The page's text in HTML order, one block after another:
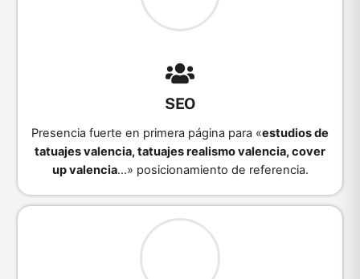
SEO
Presencia fuerte en primera página para «estudios de
tatuajes valencia, tatuajes realismo valencia, cover
up valencia…» posicionamiento de referencia.